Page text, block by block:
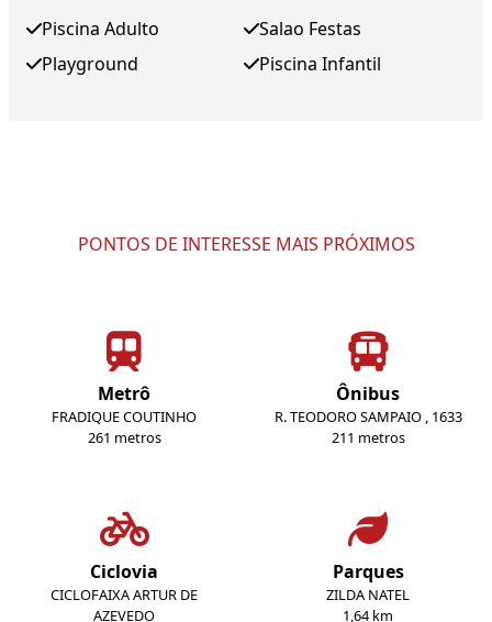
Piscina Adulto
Playground
Salao Festas
Piscina Infantil
PONTOS DE INTERESSE MAIS PRÓXIMOS
Metrô
FRADIQUE COUTINHO
261 metros
Ônibus
R. TEODORO SAMPAIO , 1633
211 metros
Ciclovia
CICLOFAIXA ARTUR DE
AZEVEDO
Parques
ZILDA NATEL
1,64 km